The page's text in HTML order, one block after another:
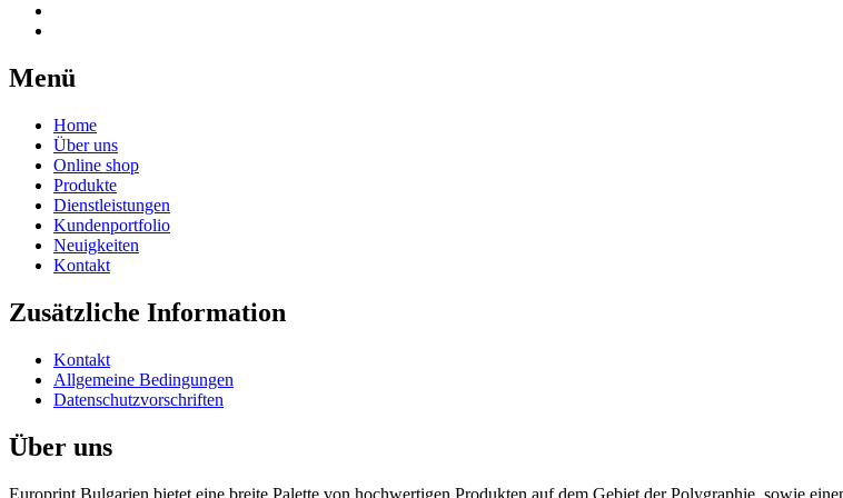
Menü
Home
Über uns
Online shop
Produkte
Dienstleistungen
Kundenportfolio
Neuigkeiten
Kontakt
Zusätzliche Information
Kontakt
Allgemeine Bedingungen
Datenschutzvorschriften
Über uns
Europrint Bulgarien bietet eine breite Palette von hochwertigen Produkten auf dem Gebiet der Polygraphie, sowie